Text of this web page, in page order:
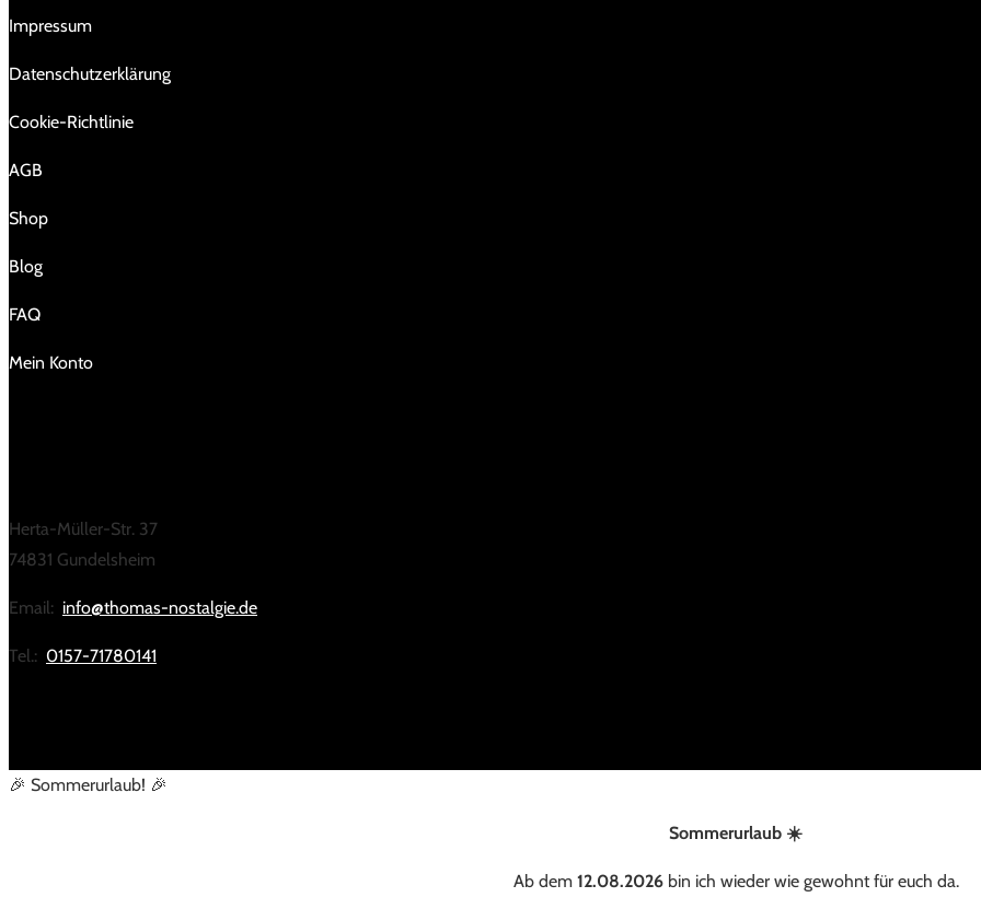
Impressum
Da­ten­schutz­er­klä­rung
Cookie-Richtlinie
AGB
Shop
Blog
FAQ
Mein Konto
Herta-Müller-Str. 37
74831 Gundelsheim
Email: info@thomas-nostalgie.de
Tel.: 0157-71780141
🎉 Sommerurlaub! 🎉
Sommerurlaub ☀️
Ab dem 12.08.2026bin ich wieder wie gewohnt für euch da.